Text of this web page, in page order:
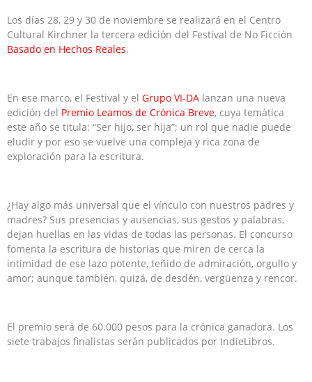
Los días 28, 29 y 30 de noviembre se realizará en el Centro
Cultural Kirchner la tercera edición del Festival de No Ficción
Basado en Hechos Reales.
En ese marco, el Festival y el Grupo VI-DA lanzan una nueva
edición del Premio Leamos de Crónica Breve, cuya temática
este año se titula: “Ser hijo, ser hija”; un rol que nadie puede
eludir y por eso se vuelve una compleja y rica zona de
exploración para la escritura.
¿Hay algo más universal que el vínculo con nuestros padres y
madres? Sus presencias y ausencias, sus gestos y palabras,
dejan huellas en las vidas de todas las personas. El concurso
fomenta la escritura de historias que miren de cerca la
intimidad de ese lazo potente, teñido de admiración, orgullo y
amor; aunque también, quizá, de desdén, vergüenza y rencor.
El premio será de 60.000 pesos para la crónica ganadora. Los
siete trabajos finalistas serán publicados por IndieLibros.